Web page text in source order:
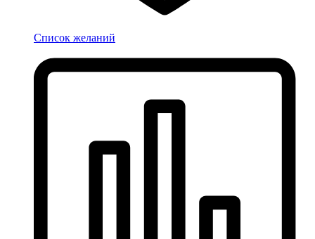
Список желаний